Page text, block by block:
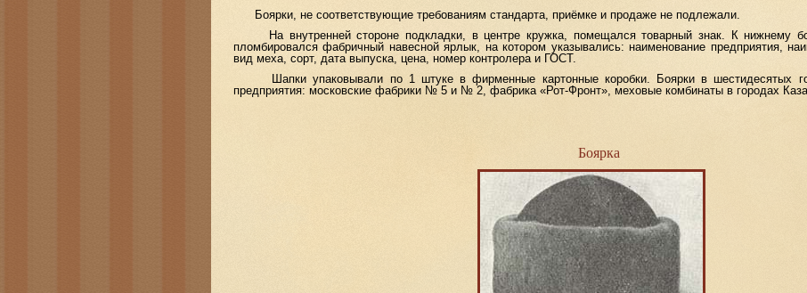
Боярки, не соответствующие требованиям стандарта, приёмке и продаже не подлежали.
На внутренней стороне подкладки, в центре кружка, помещался товарный знак. К нижнему
пломбировался фабричный навесной ярлык, на котором указывались: наименование предприятия,
вид меха, сорт, дата выпуска, цена, номер контролера и ГОСТ.
Шапки упаковывали по 1 штуке в фирменные картонные коробки. Боярки в шестидесятых
предприятия: московские фабрики № 5 и № 2, фабрика «Рот-Фронт», меховые комбинаты в городах
Боярка